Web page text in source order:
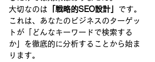
大切なのは 「戦略的SEO設計」
です。
これは、あなたのビジネスのターゲッ
トが「どんなキーワードで検索する
か」を徹底的に分析することから始ま
ります。